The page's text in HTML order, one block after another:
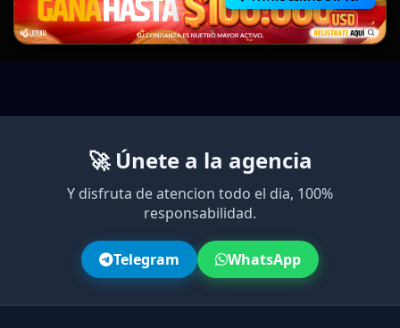
🚀 Únete a la agencia
Y disfruta de atencion todo el dia, 100%
responsabilidad.
Telegram WhatsApp